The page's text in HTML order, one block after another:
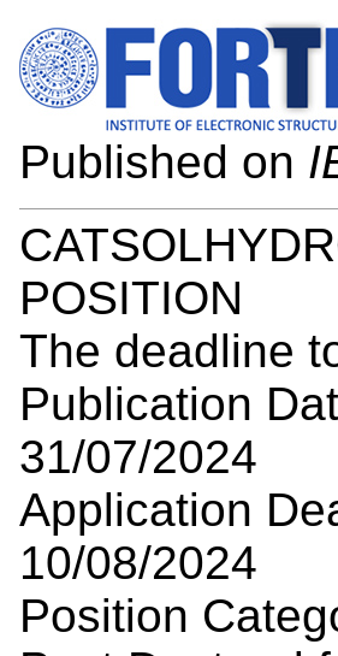
Published on
POSITION
The deadline
Publication
31/07/2024
Application
10/08/2024
Position